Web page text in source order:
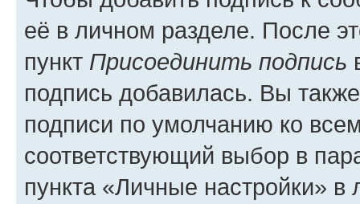
её в личном разделе. После
пункт Присоединить подпись
подпись добавилась. Вы
подписи по умолчанию ко
соответствующий выбор в
пункта «Личные настройки»